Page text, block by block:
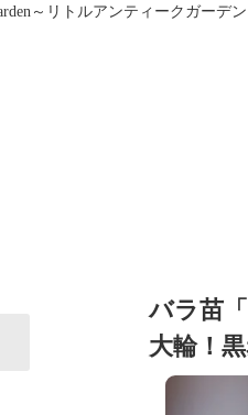
～リトルアンティークガーデ
バラ苗
大輪！